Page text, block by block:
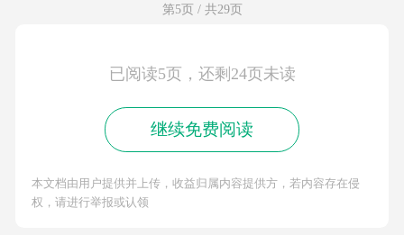
第5页 / 共29页
已阅读5页，还剩24页未读
继续免费阅读
本文档由用户提供并上传，收益归属内容提供方，若内容存在侵
权，请进行举报或认领